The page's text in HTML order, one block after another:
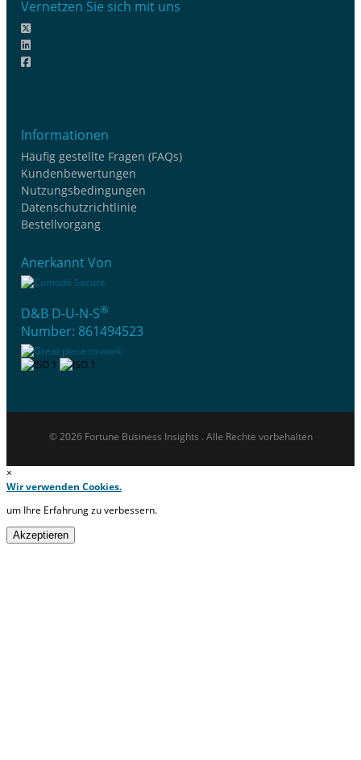
Vernetzen Sie sich mit uns
Informationen
Häufig gestellte Fragen (FAQs)
Kundenbewertungen
Nutzungsbedingungen
Datenschutzrichtlinie
Bestellvorgang
Anerkannt Von
D&B D-U-N-S®
Number: 861494523
© 2026 Fortune Business Insights . Alle Rechte vorbehalten
×
Wir verwenden Cookies.
um Ihre Erfahrung zu verbessern.
Akzeptieren